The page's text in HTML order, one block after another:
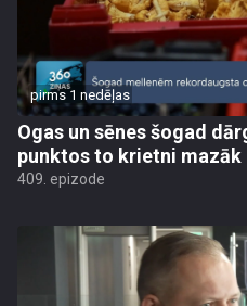
pirms 1 nedēļas
Ogas un sēnes šogad
punktos to krietni mazāk
409. epizode